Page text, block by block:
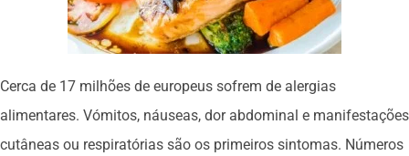
Cerca de 17 milhões de europeus sofrem de alergias
alimentares. Vómitos, náuseas, dor abdominal e manifestações
cutâneas ou respiratórias são os primeiros sintomas. Números